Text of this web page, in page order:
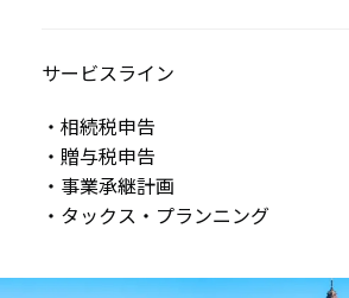
サービスライン
・相続税申告
・贈与税申告
・事業承継計画
・タックス・プランニング